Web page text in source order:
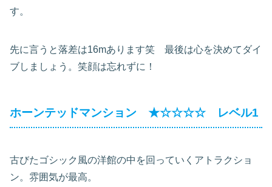
す。
先に言うと落差は16mあります笑 最後は心を決めてダイ
ブしましょう。笑顔は忘れずに！
ホーンテッドマンション ★☆☆☆☆ レベル1
古びたゴシック風の洋館の中を回っていくアトラクショ
ン。雰囲気が最高。